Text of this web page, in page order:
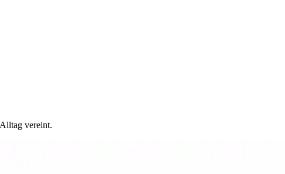
vereint.